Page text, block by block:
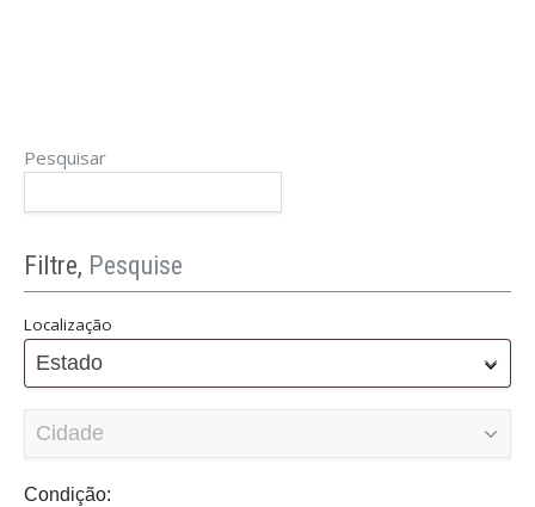
Pesquisar
Filtre, Pesquise
Localização
Estado
Condição: